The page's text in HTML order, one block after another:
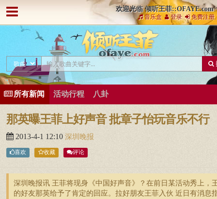
欢迎光临 倾听王菲::OFAYE.com
音乐盒 登录 免费注册
所有新闻 活动行程 八卦
那英曝王菲上好声音 批章子怡玩音乐不行
2013-4-1 12:10 深圳晚报
喜欢 收藏 评论
深圳晚报讯 王菲将现身《中国好声音》？在前日某活动秀上，
的好友那英给予了肯定的回应。拉好朋友王菲入伙 近日有消息